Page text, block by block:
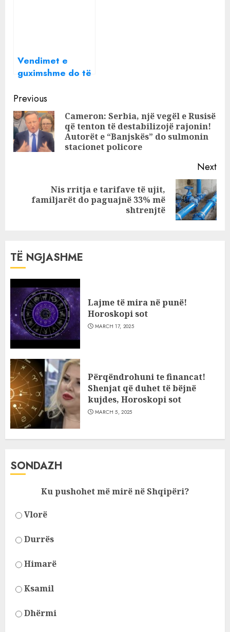
Vendimet e
guximshme do të
të papritura,
kujdesuni për
shëndetin,
horoskopi
Continue
Reading
Previous
Cameron: Serbia, një vegël e Rusisë
që tenton të destabilizojë rajonin!
Autorët e “Banjskës” do sulmonin
stacionet policore
Next
Next
Nis rritja e tarifave të ujit,
familjarët do paguajnë 33% më
shtrenjtë
TË NGJASHME
Lajme të mira në punë!
Horoskopi sot
MARCH 17, 2025
Përqëndrohuni te financat!
Shenjat që duhet të bëjnë
kujdes, Horoskopi sot
MARCH 5, 2025
SONDAZH
Ku pushohet më mirë në Shqipëri?
Vlorë
Durrës
Himarë
Ksamil
Dhërmi